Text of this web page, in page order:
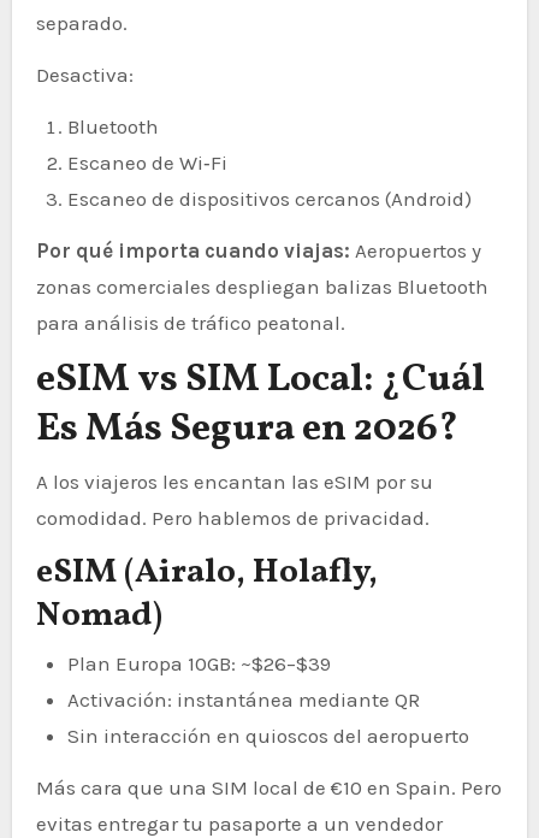
separado.
Desactiva:
Bluetooth
Escaneo de Wi‑Fi
Escaneo de dispositivos cercanos (Android)
Por qué importa cuando viajas: Aeropuertos y
zonas comerciales despliegan balizas Bluetooth
para análisis de tráfico peatonal.
eSIM vs SIM Local: ¿Cuál
Es Más Segura en 2026?
A los viajeros les encantan las eSIM por su
comodidad. Pero hablemos de privacidad.
eSIM (Airalo, Holafly,
Nomad)
Plan Europa 10GB: ~$26–$39
Activación: instantánea mediante QR
Sin interacción en quioscos del aeropuerto
Más cara que una SIM local de €10 en Spain. Pero
evitas entregar tu pasaporte a un vendedor